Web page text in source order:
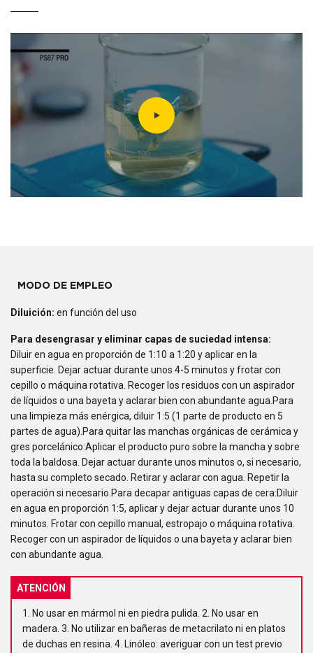
MODO DE EMPLEO
Diluición: en función del uso
Para desengrasar y eliminar capas de suciedad intensa:
Diluir en agua en proporción de 1:10 a 1:20 y aplicar en la
superficie. Dejar actuar durante unos 4-5 minutos y frotar con
cepillo o máquina rotativa. Recoger los residuos con un aspirador
de líquidos o una bayeta y aclarar bien con abundante agua.Para
una limpieza más enérgica, diluir 1:5 (1 parte de producto en 5
partes de agua).Para quitar las manchas orgánicas de cerámica y
gres porcelánico:Aplicar el producto puro sobre la mancha y sobre
toda la baldosa. Dejar actuar durante unos minutos o, si necesario,
hasta su completo secado. Retirar y aclarar con agua. Repetir la
operación si necesario.Para decapar antiguas capas de cera:Diluir
en agua en proporción 1:5, aplicar y dejar actuar durante unos 10
minutos. Frotar con cepillo manual, estropajo o máquina rotativa.
Recoger con un aspirador de líquidos o una bayeta y aclarar bien
con abundante agua.
ATENCIÓN
1. No usar en mármol ni en piedra pulida. 2. No usar en
madera. 3. No utilizar en bañeras de metacrilato ni en platos
de duchas en resina. 4. Linóleo: averiguar con un test previo